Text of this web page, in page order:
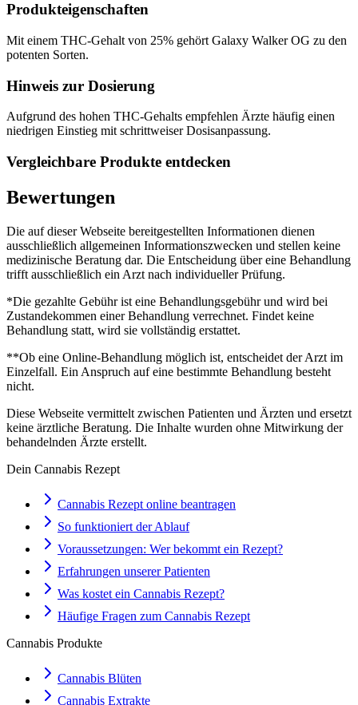
Produkteigenschaften
Mit einem THC-Gehalt von 25% gehört Galaxy Walker OG zu den
potenten Sorten.
Hinweis zur Dosierung
Aufgrund des hohen THC-Gehalts empfehlen Ärzte häufig einen
niedrigen Einstieg mit schrittweiser Dosisanpassung.
Vergleichbare Produkte entdecken
Bewertungen
Die auf dieser Webseite bereitgestellten Informationen dienen
ausschließlich allgemeinen Informationszwecken und stellen keine
medizinische Beratung dar. Die Entscheidung über eine Behandlung
trifft ausschließlich ein Arzt nach individueller Prüfung.
*Die gezahlte Gebühr ist eine Behandlungsgebühr und wird bei
Zustandekommen einer Behandlung verrechnet. Findet keine
Behandlung statt, wird sie vollständig erstattet.
**Ob eine Online-Behandlung möglich ist, entscheidet der Arzt im
Einzelfall. Ein Anspruch auf eine bestimmte Behandlung besteht
nicht.
Diese Webseite vermittelt zwischen Patienten und Ärzten und ersetzt
keine ärztliche Beratung. Die Inhalte wurden ohne Mitwirkung der
behandelnden Ärzte erstellt.
Dein Cannabis Rezept
Cannabis Rezept online beantragen
So funktioniert der Ablauf
Voraussetzungen: Wer bekommt ein Rezept?
Erfahrungen unserer Patienten
Was kostet ein Cannabis Rezept?
Häufige Fragen zum Cannabis Rezept
Cannabis Produkte
Cannabis Blüten
Cannabis Extrakte